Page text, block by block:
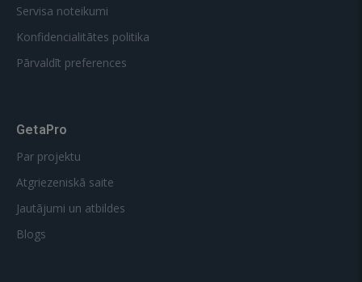
Servisa noteikumi
Konfidencialitātes politika
Pārvaldīt preferences
GetaPro
Par projektu
Atgriezeniskā saite
Jautājumi un atbildes
Blogs